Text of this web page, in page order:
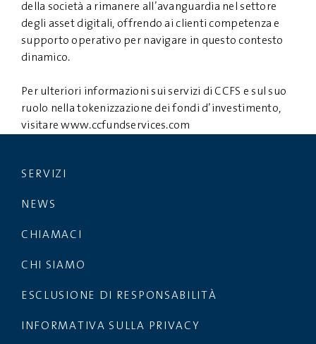
della società a rimanere all’avanguardia nel settore
degli asset digitali, offrendo ai clienti competenza e
supporto operativo per navigare in questo contesto
dinamico.
Per ulteriori informazioni sui servizi di CCFS e sul suo
ruolo nella tokenizzazione dei fondi d’investimento,
visitarewww.ccfundservices.com
SERVIZI
NEWS
CHIAMACI
CHI SIAMO
ESCLUSIONE DI RESPONSABILITÀ
INFORMATIVA SULLA PRIVACY